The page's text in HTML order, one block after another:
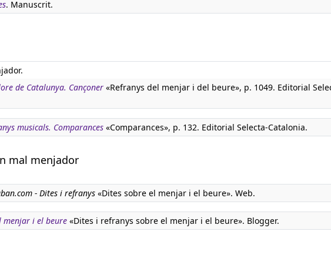
. Manuscrit.
de Catalunya. Cançoner «Refranys del menjar i del beure», p. 1049. Editorial
musicals. Comparances «Comparances», p. 132. Editorial Selecta-Catalonia.
mal menjador
- Dites i refranys «Dites sobre el menjar i el beure». Web.
menjar i el beure «Dites i refranys sobre el menjar i el beure». Blogger.